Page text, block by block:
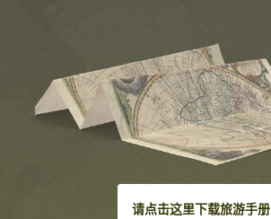
请点击这里下载旅游手册